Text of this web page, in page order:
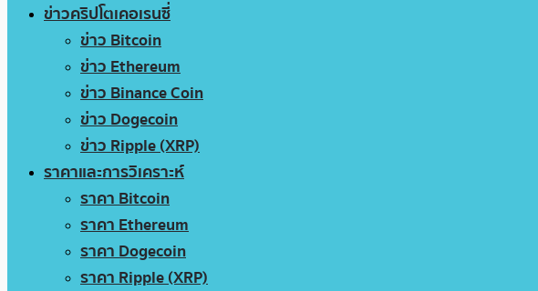
ข่าวคริปโตเคอเรนซี่
ข่าว Bitcoin
ข่าว Ethereum
ข่าว Binance Coin
ข่าว Dogecoin
ข่าว Ripple (XRP)
ราคาและการวิเคราะห์
ราคา Bitcoin
ราคา Ethereum
ราคา Dogecoin
ราคา Ripple (XRP)